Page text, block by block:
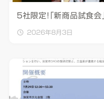
5社限定！「新商品試食会
2026年8月3日